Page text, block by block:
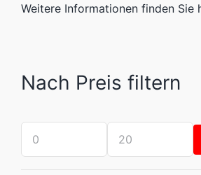
Weitere Informationen finden Sie
Nach Preis filtern
Mindestpreis
Höchstpreis